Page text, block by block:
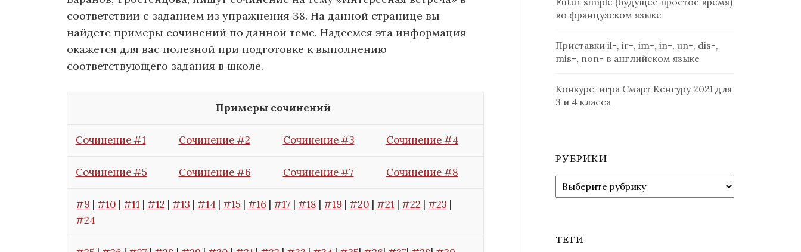
соответствии с заданием из упражнения 38. На данной странице вы
найдете примеры сочинений по данной теме. Надеемся эта информация
окажется для вас полезной при подготовке к выполнению
соответствующего задания в школе.
Примеры сочинений
Сочинение #1 Сочинение #2 Сочинение #3 Сочинение #4
Сочинение #5 Сочинение #6 Сочинение #7 Сочинение #8
#9 | #10 | #11 | #12 | #13 | #14 | #15 | #16 | #17 | #18 | #19 | #20 | #21 | #22 | #23 |
#24
во французском языке
Приставки il-, ir-, im-, in-, un-, dis-,
mis-, non- в английском языке
Конкурс-игра Смарт Кенгуру 2021 для
3 и 4 класса
РУБРИКИ
Рубрики
ТЕГИ